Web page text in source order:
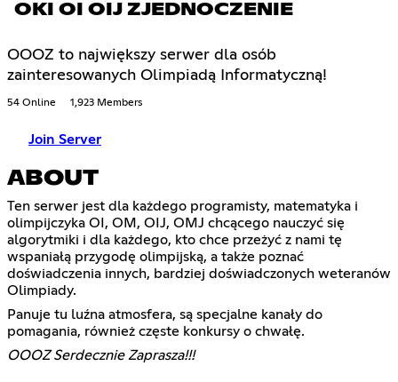
OKI OI OIJ ZJEDNOCZENIE
OOOZ to największy serwer dla osób
zainteresowanych Olimpiadą Informatyczną!
54 Online 1,923 Members
Join Server
ABOUT
Ten serwer jest dla każdego programisty, matematyka i
olimpijczyka OI, OM, OIJ, OMJ chcącego nauczyć się
algorytmiki i dla każdego, kto chce przeżyć z nami tę
wspaniałą przygodę olimpijską, a także poznać
doświadczenia innych, bardziej doświadczonych weteranów
Olimpiady.
Panuje tu luźna atmosfera, są specjalne kanały do
pomagania, również częste konkursy o chwałę.
OOOZ Serdecznie Zaprasza!!!